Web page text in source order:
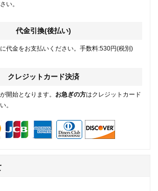
い。
代金引換(後払い)
代金をお支払いください。手数料:530円(税別)
クレジットカード決済
開始となります。 お急ぎの方はクレジットカード
。